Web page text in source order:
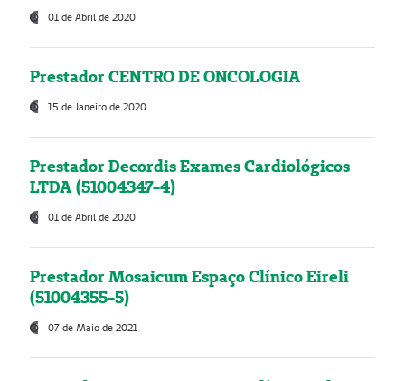
01 de Abril de 2020
Prestador CENTRO DE ONCOLOGIA
15 de Janeiro de 2020
Prestador Decordis Exames Cardiológicos
LTDA (51004347-4)
01 de Abril de 2020
Prestador Mosaicum Espaço Clínico Eireli
(51004355-5)
07 de Maio de 2021